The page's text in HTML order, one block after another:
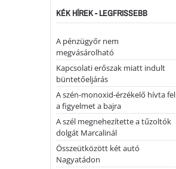
KÉK HÍREK - LEGFRISSEBB
A pénzügyőr nem
megvásárolható
Kapcsolati erőszak miatt indult
büntetőeljárás
A szén-monoxid-érzékelő hívta fel
a figyelmet a bajra
A szél megnehezítette a tűzoltók
dolgát Marcalinál
Összeütközött két autó
Nagyatádon